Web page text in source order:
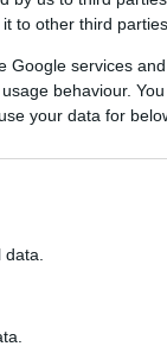
to other third parties.
Google services
behaviour.
your data for
fejlesztési
a baj az Aston